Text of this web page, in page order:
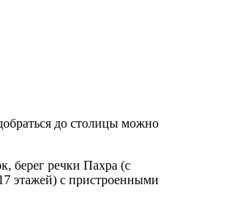
до столицы можно
берег речки Пахра (с
этажей) с пристроенными